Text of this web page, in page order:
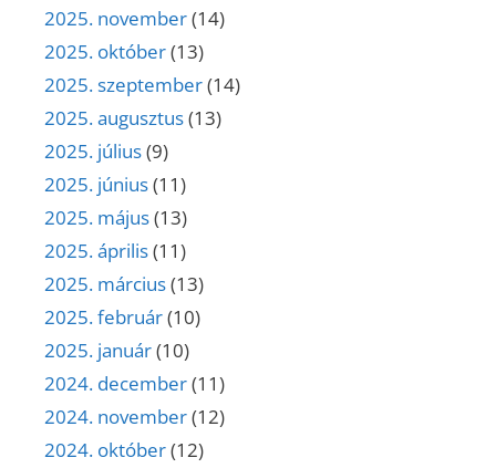
2025. november(14)
2025. október(13)
2025. szeptember(14)
2025. augusztus(13)
2025. július(9)
2025. június(11)
2025. május(13)
2025. április(11)
2025. március(13)
2025. február(10)
2025. január(10)
2024. december(11)
2024. november(12)
2024. október(12)